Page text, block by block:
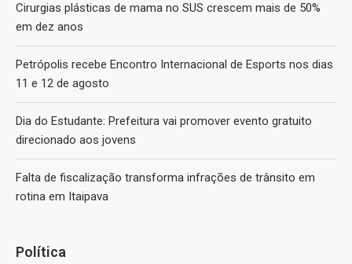
Cirurgias plásticas de mama no SUS crescem mais de 50%
em dez anos
Petrópolis recebe Encontro Internacional de Esports nos dias
11 e 12 de agosto
Dia do Estudante: Prefeitura vai promover evento gratuito
direcionado aos jovens
Falta de fiscalização transforma infrações de trânsito em
rotina em Itaipava
Política